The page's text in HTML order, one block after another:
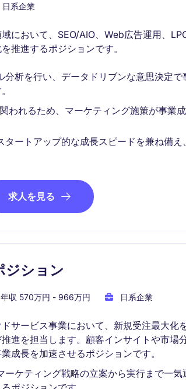
日系企業
において、SEO/AIO、Web広告運用、
推進するポジションです。
分析を行い、データドリブンな意思決定
われるため、マーケティング施策が事業
タートアップ的な成長スピードを兼ね備
求人を見る
ジション
年収 570万円 - 966万円 日系企業
サービス事業において、新規受注最大化
進を担当します。顧客インサイトや市場
成長を加速させるポジションです。
ーケティング戦略の立案から実行まで一